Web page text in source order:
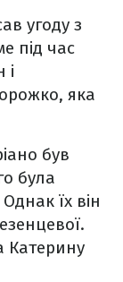
угоду з
під час
і
яка
був
була
їх він
Катерину